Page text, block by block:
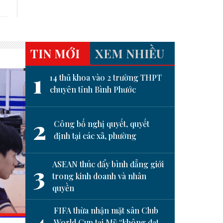
next
TIN MỚI XEM NHIỀU
1
14 thủ khoa vào 2 trường THPT
chuyên tỉnh Bình Phước
2
Công bố nghị quyết, quyết
định tại các xã, phường
3
ASEAN thúc đẩy bình đẳng giới
trong kinh doanh và nhân
quyền
FIFA thừa nhận mặt sân Club